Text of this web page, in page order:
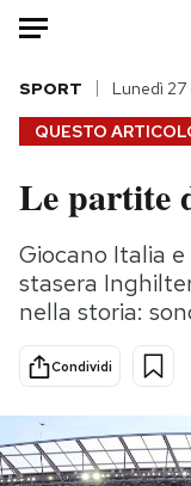
HOME
Italia
Politica
Tecnologia
Scienza
Economia
Sport
QUESTO
SPORT Lunedì 27
Le partite
Giocano Italia
stasera
nella storia:
Condividi